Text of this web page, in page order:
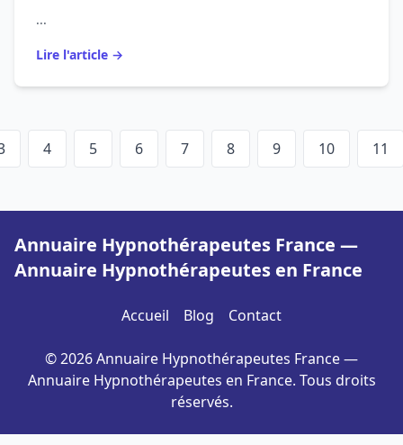
...
Lire l'article →
4 5 6 7 8 9 10 11
Annuaire Hypnothérapeutes France —
Annuaire Hypnothérapeutes en France
Accueil Blog Contact
© 2026 Annuaire Hypnothérapeutes France —
Annuaire Hypnothérapeutes en France. Tous droits
réservés.